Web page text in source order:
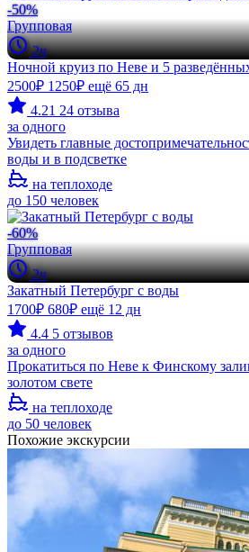
-50%
Групповая
2ч
Ночной круиз по Неве и 5
2500₽ 1250₽ ещё 65 дн
4.21 24 отзыва
за одного
Увидеть главные
воды и в подсветке
на теплоходе
до 150 человек
-60%
Групповая
2ч
Закатный Петербург с воды
1700₽ 680₽ ещё 12 дн
4.4 5 отзывов
за одного
Прокатиться по Неве к Финскому
золотом свете
на теплоходе
до 50 человек
Похожие экскурсии